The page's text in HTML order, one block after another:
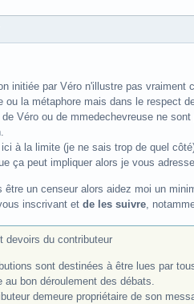
initiée par Véro n'illustre pas vraiment
ou la métaphore mais dans le respect
de Véro ou de mmedechevreuse ne
à la limite (je ne sais trop de quel
ça peut impliquer alors je vous
être un censeur alors aidez moi un
inscrivant et de les suivre ,
devoirs du contributeur
sont destinées à être lues par
au bon déroulement des débats.
demeure propriétaire de son